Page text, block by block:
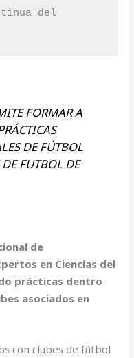
del
FORMAR A
DE FÚTBOL
FUTBOL DE
de
en Ciencias del
prácticas dentro
asociados en
con clubes de fútbol